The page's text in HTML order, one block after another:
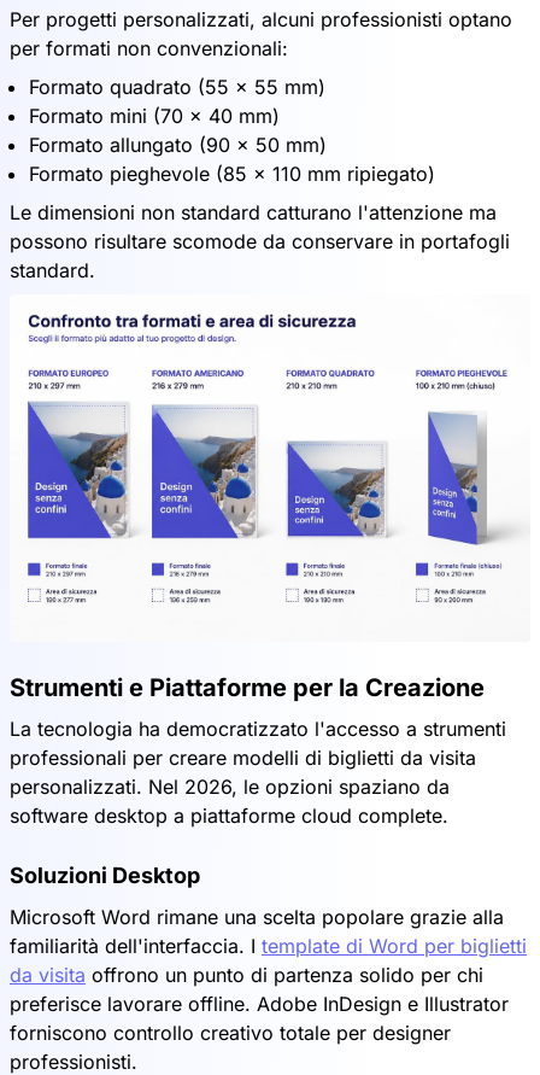
Per progetti personalizzati, alcuni professionisti optano
per formati non convenzionali:
Formato quadrato (55 x 55 mm)
Formato mini (70 x 40 mm)
Formato allungato (90 x 50 mm)
Formato pieghevole (85 x 110 mm ripiegato)
Le dimensioni non standard catturano l'attenzione ma
possono risultare scomode da conservare in portafogli
standard.
Strumenti e Piattaforme per la Creazione
La tecnologia ha democratizzato l'accesso a strumenti
professionali per creare modelli di biglietti da visita
personalizzati. Nel 2026, le opzioni spaziano da
software desktop a piattaforme cloud complete.
Soluzioni Desktop
Microsoft Word rimane una scelta popolare grazie alla
familiarità dell'interfaccia. I template di Word per biglietti
da visita offrono un punto di partenza solido per chi
preferisce lavorare offline. Adobe InDesign e Illustrator
forniscono controllo creativo totale per designer
professionisti.